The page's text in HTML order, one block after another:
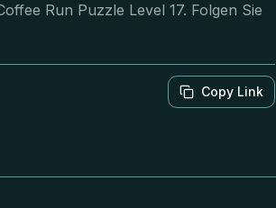
Run Puzzle Level 17. Folgen Sie
Copy Link